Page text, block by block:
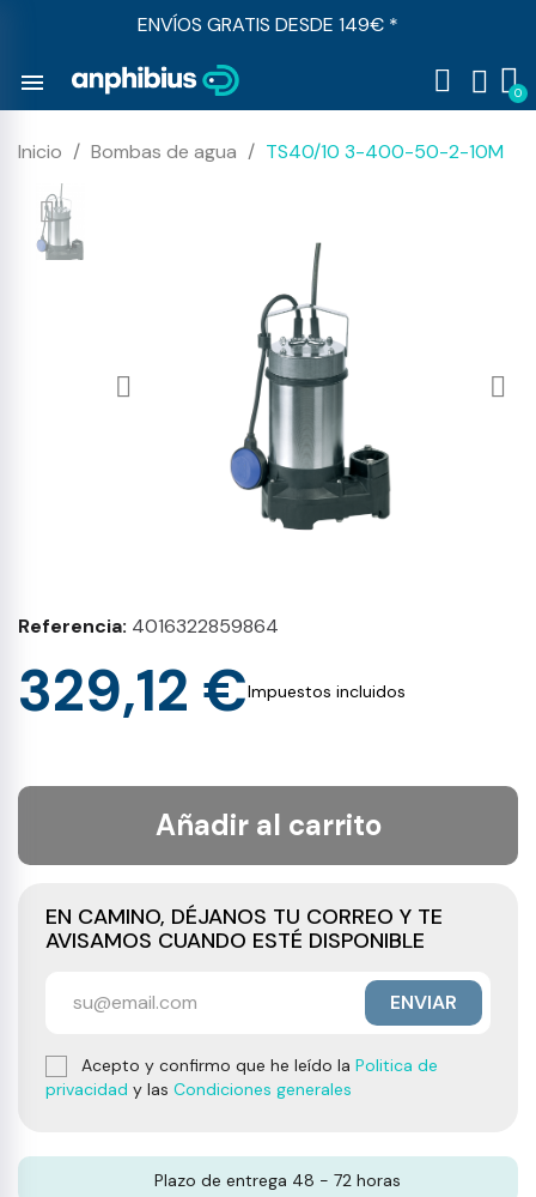
ENVÍOS GRATIS DESDE 149€ *
menu
Inicio Bombas de agua TS40/10 3-400-50-2-10M
Referencia 4016322859864
329,12 €Impuestos incluidos
Añadir al carrito
EN CAMINO, DÉJANOS TU CORREO Y TE
AVISAMOS CUANDO ESTÉ DISPONIBLE
ENVIAR
Acepto y confirmo que he leído la Politica de
privacidad y las Condiciones generales
Plazo de entrega 48 - 72 horas